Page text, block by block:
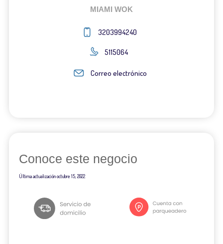
MIAMI WOK
3203994240
5115064
Correo electrónico
Conoce este negocio
Última actualizaciónoctubre 15, 2022